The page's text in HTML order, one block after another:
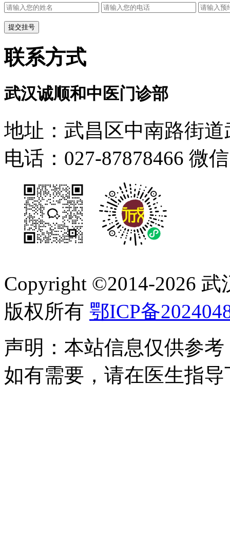
联系方式
武汉诚顺和中医门诊部
地址：武昌区中南路街
电话：027-87878466 微
Copyright ©2014-2026
版权所有 鄂ICP备
声明：本站信息仅供参
如有需要，请在医生指